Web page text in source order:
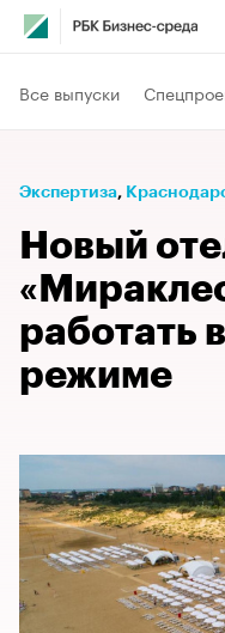
Все выпуски
Экспертиза⁠,
Новый
работать
режиме